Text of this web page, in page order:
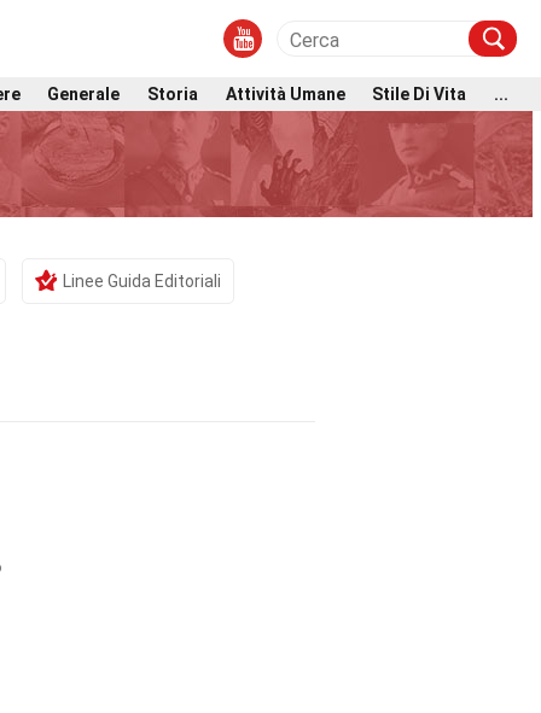
Generale Storia Attività Umane Stile Di Vita ...
Linee Guida Editoriali